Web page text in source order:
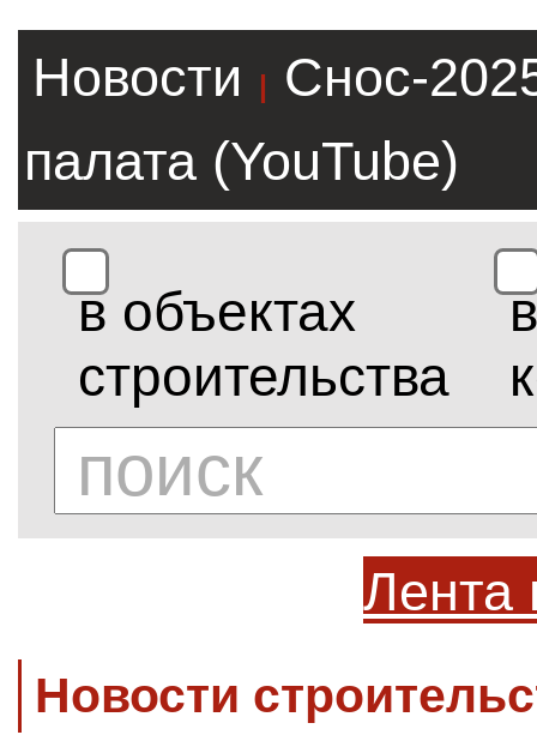
Новости |
Снос-
палата (YouTube)
в объектах
строительства
в
Лента
Новости